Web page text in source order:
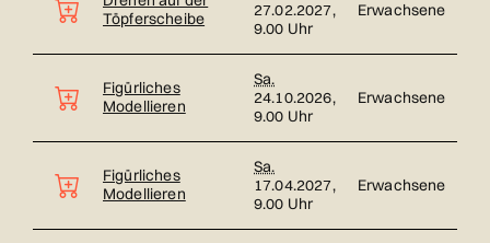
Töpferscheibe
27.02.2027,
9.00 Uhr
Erwachsene
Figürliches
Modellieren
Sa.
24.10.2026,
9.00 Uhr
Erwachsene
Figürliches
Modellieren
Sa.
17.04.2027,
9.00 Uhr
Erwachsene